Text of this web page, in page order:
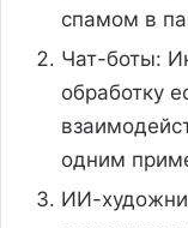
спамом в
Чат-боты:
обработку
одним
ИИ-